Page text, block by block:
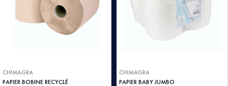
CHIMAGRA
PAPIER BOBINE RECYCLÉ
CHIMAGRA
PAPIER BABY JUMBO